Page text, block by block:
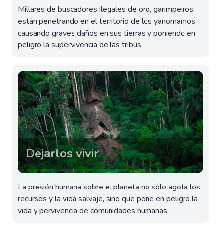
Millares de buscadores ilegales de oro, garimpeiros,
están penetrando en el territorio de los yanomamos
causando graves daños en sus tierras y poniendo en
peligro la supervivencia de las tribus.
Dejarlos vivir
La presión humana sobre el planeta no sólo agota los
recursos y la vida salvaje, sino que pone en peligro la
vida y pervivencia de comunidades humanas.